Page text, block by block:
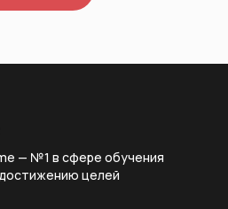
— №1 в сфере обучения
целей